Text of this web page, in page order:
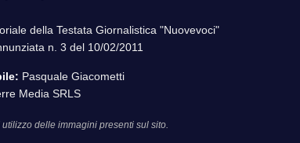
della Testata Giornalistica "Nuovevoci"
n. 3 del 10/02/2011
Pasquale Giacometti
Media SRLS
delle immagini presenti sul sito.